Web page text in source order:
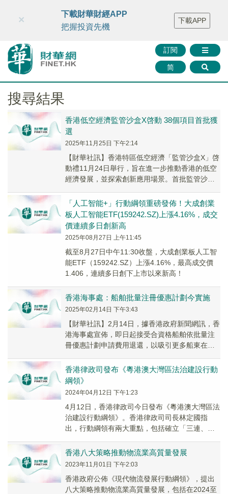
財華智庫網 FINTV FINMETA 財華證券 媒體矩陣
智庫沙龍
聯絡我們
訂閱
简
×
下載財華財經APP
把握投資先機
下載APP
搜尋結果
香港低空經濟監管沙盒X啓動 38個項目首批獲
選
2025年11月25日 下午2:14
【財華社訊】香港特區低空經濟「監管沙盒X」啓
動禮11月24日舉行，旨在進一步推動香港的低空
經濟發展，並探索創新應用場景。首批監管沙盒
蓋...
「人工智能+」行動綱領重磅發佈！大成創業
板人工智能ETF(159242.SZ)上漲4.16%，成交
價連續多日創新高
2025年08月27日 上午11:45
截至8月27日中午11:30收盤，大成創業板人工智
能ETF（159242.SZ）上漲4.16%，最高成交價
1.406，連續多日創下上市以來新高！
香港海事處：船舶批量注冊優惠計劃今實施
2025年02月14日 下午3:43
【財華社訊】2月14日，據香港政府新聞網訊，香
港海事處宣佈，即日起接受合資格船舶依批量注
冊優惠計劃申請費用退還，以吸引更多船東在香
略行動...
香港律政司發布《粵港澳大灣區法治建設行動
綱領》
2024年04月12日 下午1:23
4月12日，香港律政司今日發布《粵港澳大灣區法
治建設行動綱領》。香港律政司司長林定國指
出，行動綱領有兩大重點，包括確立「三連、兩
份者加強...
香港八大策略推動物流業高質量發展
2023年11月01日 下午2:03
香港政府公佈《現代物流發展行動綱領》，提出
八大策略推動物流業高質量發展，包括在2024至